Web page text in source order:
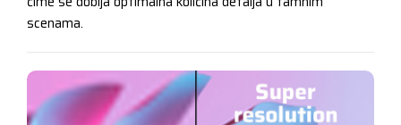
scenama.